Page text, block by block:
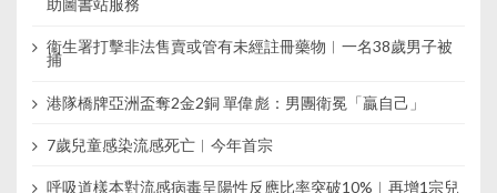
助圖書站服務
衞生署打擊非法售賣或管有未經註冊藥物︱一名38歲男子被
捕
港隊橋牌亞洲盃奪2金2銅 單偉彪：男團衛冕「贏自己」
7歲兒童感染流感死亡︱今年首宗
呼吸道樣本對流感病毒呈陽性反應比率突破10%︱再增1宗兒